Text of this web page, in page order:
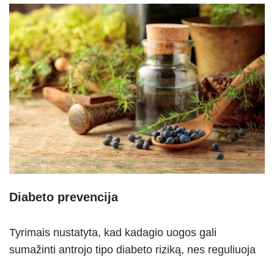
Diabeto prevencija
Tyrimais nustatyta, kad kadagio uogos gali
sumažinti antrojo tipo diabeto riziką, nes reguliuoja